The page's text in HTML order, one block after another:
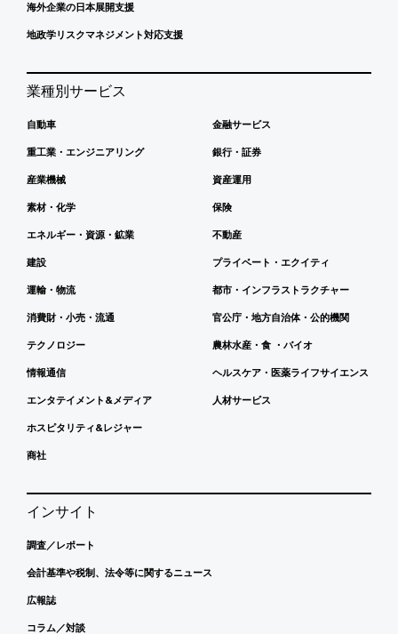
海外企業の日本展開支援
地政学リスクマネジメント対応支援
業種別サービス
自動車
重工業・エンジニアリング
産業機械
素材・化学
エネルギー・資源・鉱業
建設
運輸・物流
消費財・小売・流通
テクノロジー
情報通信
エンタテイメント&メディア
ホスピタリティ&レジャー
商社
金融サービス
銀行・証券
資産運用
保険
不動産
プライベート・エクイティ
都市・インフラストラクチャー
官公庁・地方自治体・公的機関
農林水産・食 ・バイオ
ヘルスケア・医薬ライフサイエンス
人材サービス
インサイト
調査／レポート
会計基準や税制、法令等に関するニュース
広報誌
コラム／対談